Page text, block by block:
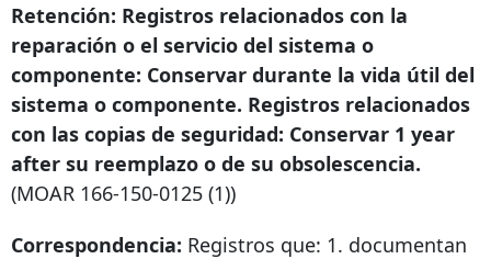
Retención: Registros relacionados con la
reparación o el servicio del sistema o
componente: Conservar durante la vida útil del
sistema o componente. Registros relacionados
con las copias de seguridad: Conservar 1 year
after su reemplazo o de su obsolescencia.
(MOAR 166-150-0125 (1))
Correspondencia: Registros que: 1. documentan